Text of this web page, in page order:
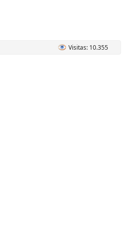
Visitas: 10.355